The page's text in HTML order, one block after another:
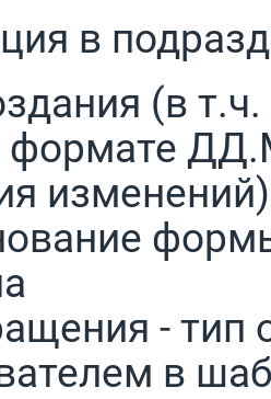
в
(в
формате
изменений)
-
в